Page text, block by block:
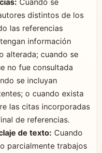
distintos de los
las referencias
información
alterada; cuando se
no fue consultada
se incluyan
o cuando exista
las citas incorporadas
de referencias.
de texto: Cuando
parcialmente trabajos